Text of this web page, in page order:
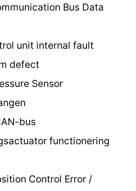
Bus Data
unit internal fault
defect
Sensor
bus
functionering
Control Error /